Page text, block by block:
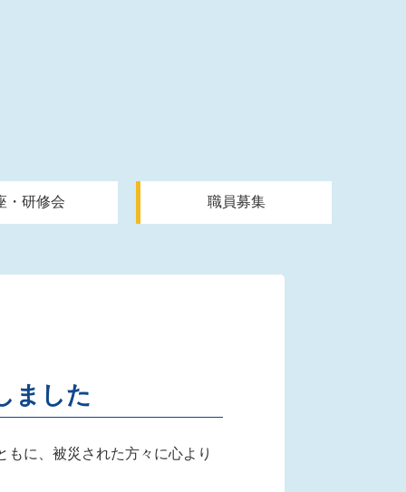
・研修会 職員募集
ました
に、被災された方々に心より